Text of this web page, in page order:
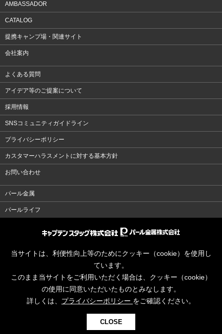
AMBASSADOR
CATALOG
提携キャンプ場・関連サイト
会社案内
よくある質問
アイデア等のご提案について
採用情報
SNSコミュニティガイドライン
プライバシーポリシー
カスタマーハラスメントに対する基本方針
お問い合わせ
パール金属
パールライフ
当サイトは、利便性向上等のためにクッキー（cookie）を使用し
ています。
このまま当サイトをご利用いただく場合は、クッキー（cookie）
の使用に同意いただいたものとみなします。
詳しくは、 プライバシーポリシー をご確認ください。
CLOSE